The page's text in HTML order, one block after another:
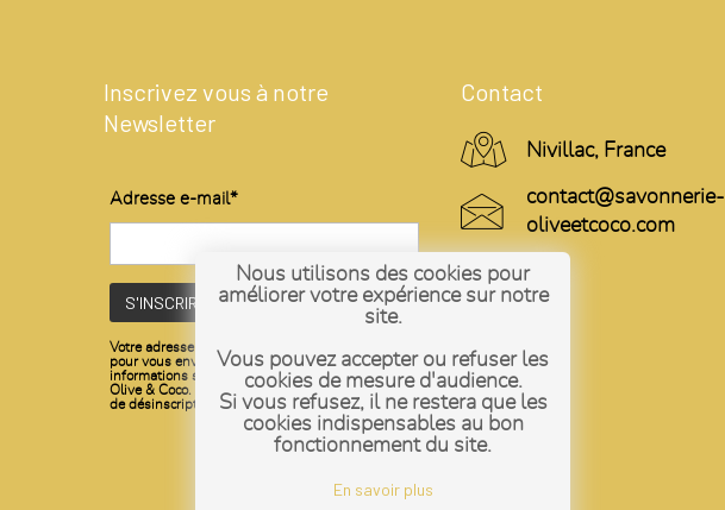
Nous utilisons des cookies pour
améliorer votre expérience sur notre
site.
Vous pouvez accepter ou refuser les
cookies de mesure d'audience.
Si vous refusez, il ne restera que les
cookies indispensables au bon
fonctionnement du site.
En savoir plus
Inscrivez vous à notre
Newsletter
Adresse e-mail*
Votre adresse e-mail est uniquement utilisée
pour vous envoyer notre newsletter et des
informations sur les activités de la Savonnerie
Olive & Coco. Vous pouvez toujours utiliser le lien
de désinscription inclus dans la newsletter.
Contact
Nivillac, France
contact@savonnerie-
oliveetcoco.com